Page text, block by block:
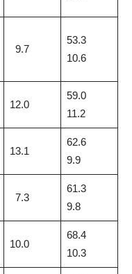
9.7
53.3
10.6
12.0
59.0
11.2
13.1
62.6
9.9
7.3
61.3
9.8
10.0
68.4
10.3